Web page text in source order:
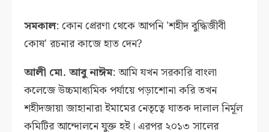
সমকাল: কোন প্রেরণা থেকে আপনি 'শহীদ বুদ্ধিজীবী
কোষ' রচনার কাজে হাত দেন?
আলী মো. আবু নাঈম: আমি যখন সরকারি বাংলা
কলেজে উচ্চমাধ্যমিক পর্যায়ে পড়াশোনা করি তখন
শহীদজায়া জাহানারা ইমামের নেতৃত্বে ঘাতক দালাল নির্মূল
কমিটির আন্দোলনে যুক্ত হই। এরপর ২০১৩ সালের